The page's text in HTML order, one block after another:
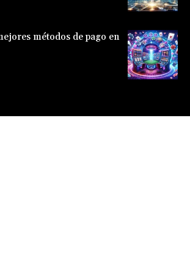
métodos de pago en